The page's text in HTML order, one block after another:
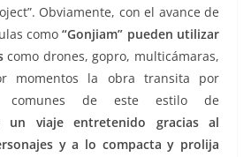
Obviamente, con el avance de
como“Gonjiam” pueden utilizar
como drones, gopro, multicámaras,
momentos la obra transita por
comunes de este estilo de
un viaje entretenido gracias al
y a lo compacta y prolija